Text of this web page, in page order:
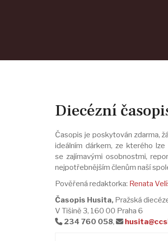
Diecézní
Časopis je poskytován zdarma,
ideálním dárkem, ze kterého
se zajímavými osobnostmi,
nejpotřebnějším členům naší
Pověřená redaktorka: Renata
Časopis Husita, Pražská
V Tišině 3, 160 00 Praha 6
234 760 058,